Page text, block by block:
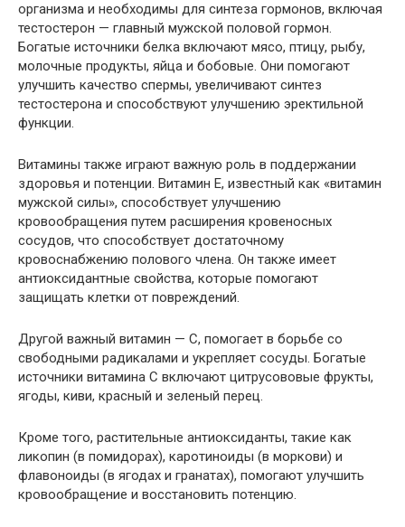
организма и необходимы для синтеза гормонов, включая
тестостерон — главный мужской половой гормон.
Богатые источники белка включают мясо, птицу, рыбу,
молочные продукты, яйца и бобовые. Они помогают
улучшить качество спермы, увеличивают синтез
тестостерона и способствуют улучшению эректильной
функции.
Витамины также играют важную роль в поддержании
здоровья и потенции. Витамин E, известный как «витамин
мужской силы», способствует улучшению
кровообращения путем расширения кровеносных
сосудов, что способствует достаточному
кровоснабжению полового члена. Он также имеет
антиоксидантные свойства, которые помогают
защищать клетки от повреждений.
Другой важный витамин — C, помогает в борьбе со
свободными радикалами и укрепляет сосуды. Богатые
источники витамина C включают цитрусововые фрукты,
ягоды, киви, красный и зеленый перец.
Кроме того, растительные антиоксиданты, такие как
ликопин (в помидорах), каротиноиды (в моркови) и
флавоноиды (в ягодах и гранатах), помогают улучшить
кровообращение и восстановить потенцию.